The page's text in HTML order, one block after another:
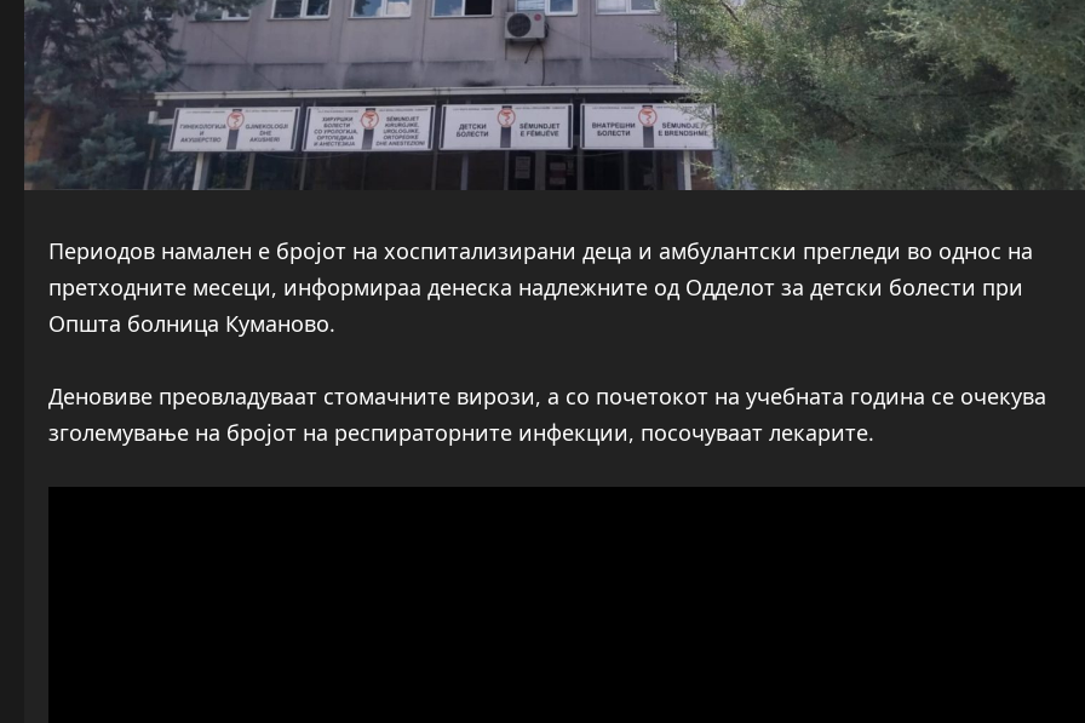
Периодов намален е бројот на хоспитализирани деца и амбулантски прегледи во однос на
претходните месеци, информираа денеска надлежните од Одделот за детски болести при
Општа болница Куманово.
Деновиве преовладуваат стомачните вирози, а со почетокот на учебната година се очекува
зголемување на бројот на респираторните инфекции, посочуваат лекарите.